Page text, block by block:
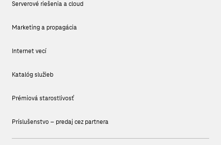
Serverové riešenia a cloud
Marketing a propagácia
Internet vecí
Katalóg služieb
Prémiová starostlivosť
Príslušenstvo – predaj cez partnera